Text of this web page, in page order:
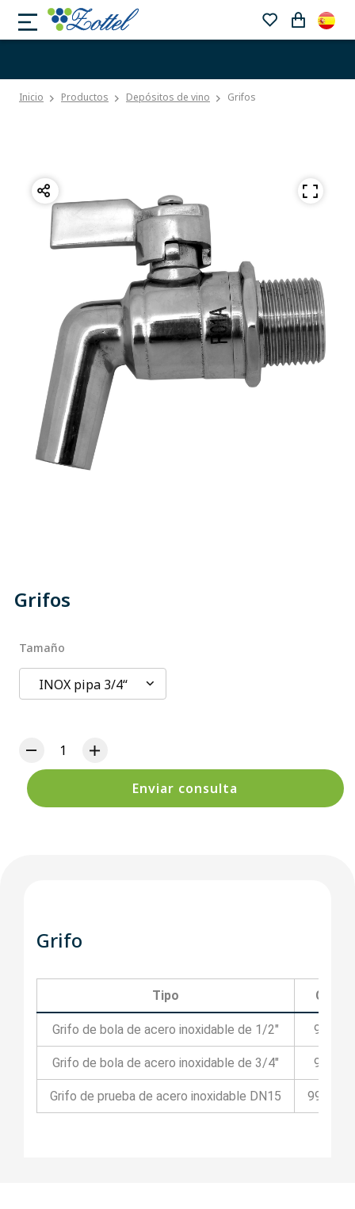
Inicio Productos Depósitos de vino Grifos
Grifos
Tamaño
INOX pipa 3/4“
Enviar consulta
Grifo
Tipo
Grifo de bola de acero inoxidable de 1/2"
Grifo de bola de acero inoxidable de 3/4"
Grifo de prueba de acero inoxidable DN15